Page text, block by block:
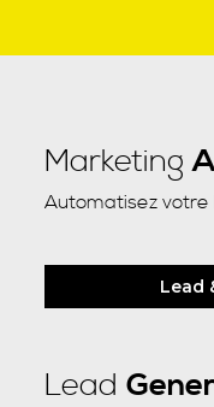
Marketing
Automatisez
Lead
Lead